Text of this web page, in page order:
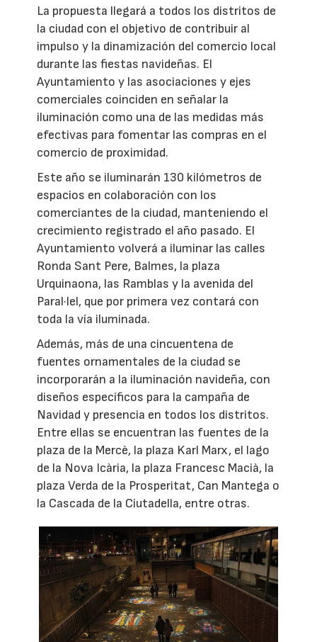
La propuesta llegará a todos los distritos de
la ciudad con el objetivo de contribuir al
impulso y la dinamización del comercio local
durante las fiestas navideñas. El
Ayuntamiento y las asociaciones y ejes
comerciales coinciden en señalar la
iluminación como una de las medidas más
efectivas para fomentar las compras en el
comercio de proximidad.
Este año se iluminarán 130 kilómetros de
espacios en colaboración con los
comerciantes de la ciudad, manteniendo el
crecimiento registrado el año pasado. El
Ayuntamiento volverá a iluminar las calles
Ronda Sant Pere, Balmes, la plaza
Urquinaona, las Ramblas y la avenida del
Paral·lel, que por primera vez contará con
toda la vía iluminada.
Además, más de una cincuentena de
fuentes ornamentales de la ciudad se
incorporarán a la iluminación navideña, con
diseños específicos para la campaña de
Navidad y presencia en todos los distritos.
Entre ellas se encuentran las fuentes de la
plaza de la Mercè, la plaza Karl Marx, el lago
de la Nova Icària, la plaza Francesc Macià, la
plaza Verda de la Prosperitat, Can Mantega o
la Cascada de la Ciutadella, entre otras.